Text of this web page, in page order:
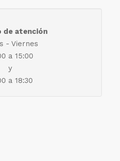
de atención
- Viernes
a 15:00
y
a 18:30